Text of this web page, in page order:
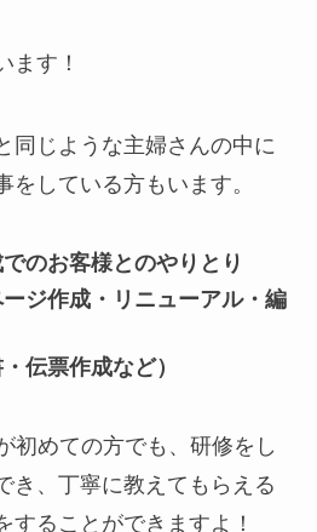
ます！
同じような主婦さんの中に
をしている方もいます。
のお客様とのやりとり
ジ作成・リニューアル・編
伝票作成など）
初めての方でも、研修をし
き、丁寧に教えてもらえる
することができますよ！